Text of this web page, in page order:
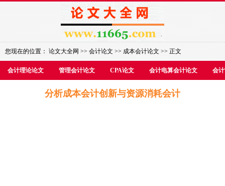
您现在的位置：论文大全网>>会计论文>>成本会计论文>> 正文
会计理论论文 管理会计论文 CPA论文 会计电算会计论文 会
分析成本会计创新与资源消耗会计